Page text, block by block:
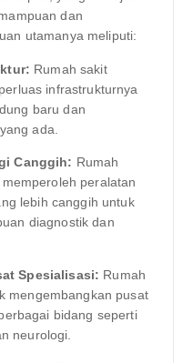
dan
utamanya meliputi:
Rumah sakit
infrastrukturnya
baru dan
ada.
Canggih: Rumah
peralatan
lebih canggih untuk
diagnostik dan
Spesialisasi: Rumah
mengembangkan pusat
bidang seperti
neurologi.